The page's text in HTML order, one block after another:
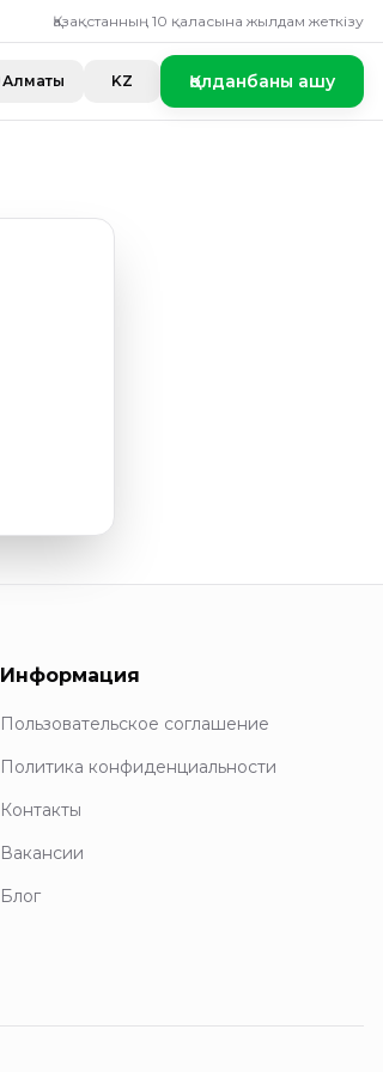
Қазақстанның 10 қаласына жылдам жеткізу
Алматы KZ Қолданбаны ашу
Информация
Пользовательское соглашение
Политика конфиденциальности
Контакты
Вакансии
Блог